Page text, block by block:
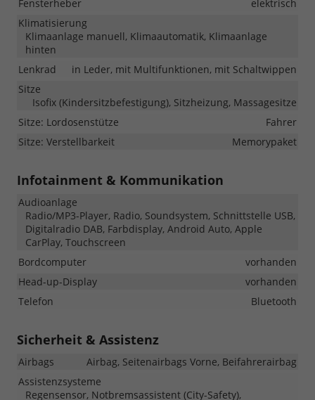
Fensterheber
elektrisch
Klimatisierung
Klimaanlage manuell, Klimaautomatik, Klimaanlage
hinten
Lenkrad
in Leder, mit Multifunktionen, mit Schaltwippen
Sitze
Isofix (Kindersitzbefestigung), Sitzheizung, Massagesitze
Sitze: Lordosenstütze
Fahrer
Sitze: Verstellbarkeit
Memorypaket
Infotainment & Kommunikation
Audioanlage
Radio/MP3-Player, Radio, Soundsystem, Schnittstelle USB,
Digitalradio DAB, Farbdisplay, Android Auto, Apple
CarPlay, Touchscreen
Bordcomputer
vorhanden
Head-up-Display
vorhanden
Telefon
Bluetooth
Sicherheit & Assistenz
Airbags
Airbag, Seitenairbags Vorne, Beifahrerairbag
Assistenzsysteme
Regensensor, Notbremsassistent (City-Safety),